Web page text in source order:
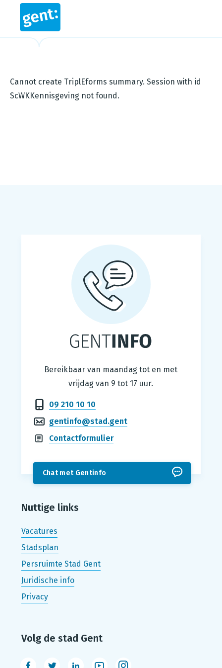
Cannot create TriplEforms summary. Session with id
ScWKKennisgeving not found.
Gentinfo
Bereikbaar van maandag tot en met
vrijdag van 9 tot 17 uur.
09 210 10 10
gentinfo@stad.gent
Contactformulier
Chat met Gentinfo
Nuttige links
Vacatures
Stadsplan
Persruimte Stad Gent
Juridische info
Privacy
Volg de stad Gent